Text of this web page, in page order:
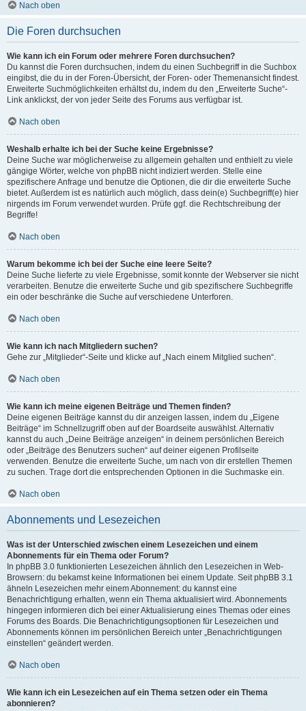
Nach oben
Die Foren durchsuchen
Wie kann ich ein Forum oder mehrere Foren durchsuchen?
Du kannst die Foren durchsuchen, indem du einen Suchbegriff in die Suchbox
eingibst, die du in der Foren-Übersicht, der Foren- oder Themenansicht findest.
Erweiterte Suchmöglichkeiten erhältst du, indem du den „Erweiterte Suche“-
Link anklickst, der von jeder Seite des Forums aus verfügbar ist.
Nach oben
Weshalb erhalte ich bei der Suche keine Ergebnisse?
Deine Suche war möglicherweise zu allgemein gehalten und enthielt zu viele
gängige Wörter, welche von phpBB nicht indiziert werden. Stelle eine
spezifischere Anfrage und benutze die Optionen, die dir die erweiterte Suche
bietet. Außerdem ist es natürlich auch möglich, dass dein(e) Suchbegriff(e) hier
nirgends im Forum verwendet wurden. Prüfe ggf. die Rechtschreibung der
Begriffe!
Nach oben
Warum bekomme ich bei der Suche eine leere Seite?
Deine Suche lieferte zu viele Ergebnisse, somit konnte der Webserver sie nicht
verarbeiten. Benutze die erweiterte Suche und gib spezifischere Suchbegriffe
ein oder beschränke die Suche auf verschiedene Unterforen.
Nach oben
Wie kann ich nach Mitgliedern suchen?
Gehe zur „Mitglieder“-Seite und klicke auf „Nach einem Mitglied suchen“.
Nach oben
Wie kann ich meine eigenen Beiträge und Themen finden?
Deine eigenen Beiträge kannst du dir anzeigen lassen, indem du „Eigene
Beiträge“ im Schnellzugriff oben auf der Boardseite auswählst. Alternativ
kannst du auch „Deine Beiträge anzeigen“ in deinem persönlichen Bereich
oder „Beiträge des Benutzers suchen“ auf deiner eigenen Profilseite
verwenden. Benutze die erweiterte Suche, um nach von dir erstellen Themen
zu suchen. Trage dort die entsprechenden Optionen in die Suchmaske ein.
Nach oben
Abonnements und Lesezeichen
Was ist der Unterschied zwischen einem Lesezeichen und einem
Abonnements für ein Thema oder Forum?
In phpBB 3.0 funktionierten Lesezeichen ähnlich den Lesezeichen in Web-
Browsern: du bekamst keine Informationen bei einem Update. Seit phpBB 3.1
ähneln Lesezeichen mehr einem Abonnement: du kannst eine
Benachrichtigung erhalten, wenn ein Thema aktualisiert wird. Abonnements
hingegen informieren dich bei einer Aktualisierung eines Themas oder eines
Forums des Boards. Die Benachrichtigungsoptionen für Lesezeichen und
Abonnements können im persönlichen Bereich unter „Benachrichtigungen
einstellen“ geändert werden.
Nach oben
Wie kann ich ein Lesezeichen auf ein Thema setzen oder ein Thema
abonnieren?